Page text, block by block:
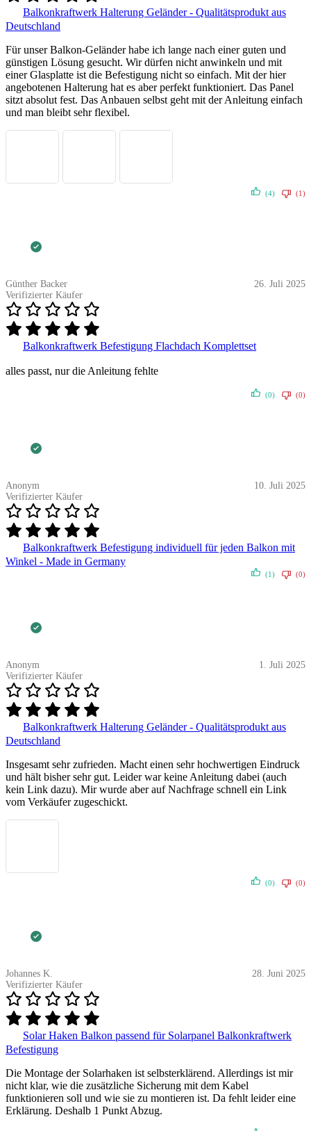
Balkonkraftwerk Halterung Geländer - Qualitätsprodukt aus
Deutschland
Für unser Balkon-Geländer habe ich lange nach einer guten und
günstigen Lösung gesucht. Wir dürfen nicht anwinkeln und mit
einer Glasplatte ist die Befestigung nicht so einfach. Mit der hier
angebotenen Halterung hat es aber perfekt funktioniert. Das Panel
sitzt absolut fest. Das Anbauen selbst geht mit der Anleitung einfach
und man bleibt sehr flexibel.
(4) (1)
Günther Backer
Verifizierter Käufer
26. Juli 2025
Balkonkraftwerk Befestigung Flachdach Komplettset
alles passt, nur die Anleitung fehlte
(0) (0)
Anonym
Verifizierter Käufer
10. Juli 2025
Balkonkraftwerk Befestigung individuell für jeden Balkon mit
Winkel - Made in Germany
(1) (0)
Anonym
Verifizierter Käufer
1. Juli 2025
Balkonkraftwerk Halterung Geländer - Qualitätsprodukt aus
Deutschland
Insgesamt sehr zufrieden. Macht einen sehr hochwertigen Eindruck
und hält bisher sehr gut. Leider war keine Anleitung dabei (auch
kein Link dazu). Mir wurde aber auf Nachfrage schnell ein Link
vom Verkäufer zugeschickt.
(0) (0)
Johannes K.
Verifizierter Käufer
28. Juni 2025
Solar Haken Balkon passend für Solarpanel Balkonkraftwerk
Befestigung
Die Montage der Solarhaken ist selbsterklärend. Allerdings ist mir
nicht klar, wie die zusätzliche Sicherung mit dem Kabel
funktionieren soll und wie sie zu montieren ist. Da fehlt leider eine
Erklärung. Deshalb 1 Punkt Abzug.